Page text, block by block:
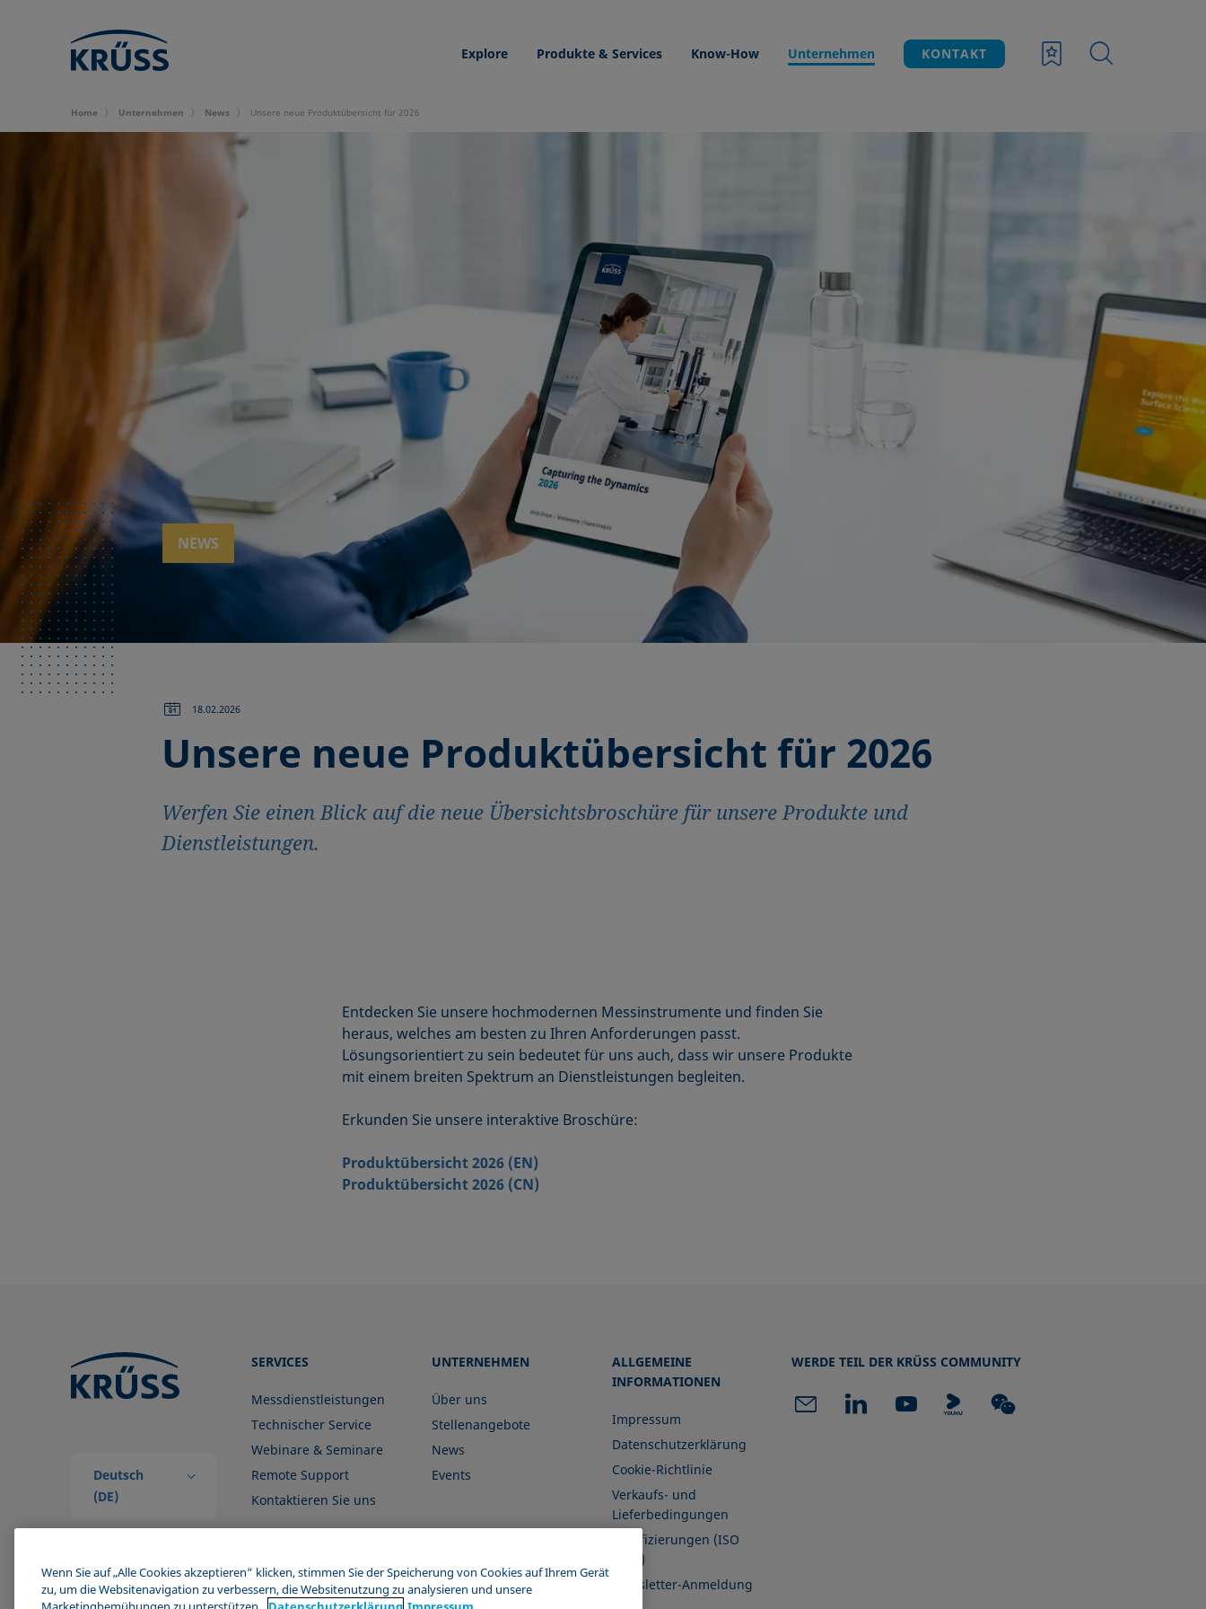
Explore Produkte & Services Know-How Unternehmen KONTAKT
Home Unternehmen News Unsere neue Produktübersicht für 2026
NEWS
18.02.2026
Unsere neue Produktübersicht für 2026
Werfen Sie einen Blick auf die neue Übersichtsbroschüre für unsere Produkte und
Dienstleistungen.
Entdecken Sie unsere hochmodernen Messinstrumente und finden Sie
heraus, welches am besten zu Ihren Anforderungen passt.
Lösungsorientiert zu sein bedeutet für uns auch, dass wir unsere Produkte
mit einem breiten Spektrum an Dienstleistungen begleiten.
Erkunden Sie unsere interaktive Broschüre:
Produktübersicht 2026 (EN)
Produktübersicht 2026 (CN)
Deutsch
(DE)
SERVICES
Messdienstleistungen
Technischer Service
Webinare & Seminare
Remote Support
Kontaktieren Sie uns
UNTERNEHMEN
Über uns
Stellenangebote
News
Events
ALLGEMEINE
INFORMATIONEN
Impressum
Datenschutzerklärung
Cookie-Richtlinie
Verkaufs- und
Lieferbedingungen
Zertifizierungen (ISO
9001)
Newsletter-Anmeldung
WERDE TEIL DER KRÜSS COMMUNITY
Wenn Sie auf „Alle Cookies akzeptieren“ klicken, stimmen Sie der Speicherung von Cookies auf Ihrem Gerät
zu, um die Websitenavigation zu verbessern, die Websitenutzung zu analysieren und unsere